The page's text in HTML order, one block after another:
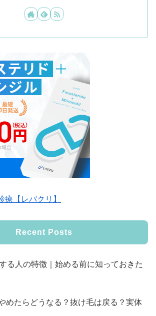
療【レバクリ】
Recent Posts
る人の特徴｜始める前に知っておきた
めたらどうなる？抜け毛は戻る？実体